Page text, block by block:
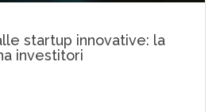
startup innovative: la
investitori